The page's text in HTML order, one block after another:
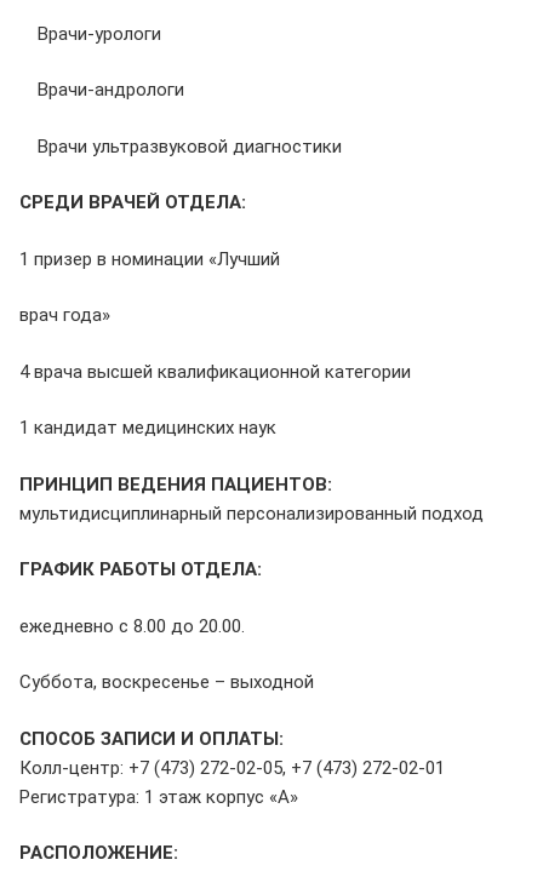
Врачи-урологи
Врачи-андрологи
Врачи ультразвуковой диагностики
СРЕДИ ВРАЧЕЙ ОТДЕЛА:
1 призер в номинации «Лучший
врач года»
4 врача высшей квалификационной категории
1 кандидат медицинских наук
ПРИНЦИП ВЕДЕНИЯ ПАЦИЕНТОВ:
мультидисциплинарный персонализированный подход
ГРАФИК РАБОТЫ ОТДЕЛА:
ежедневно с 8.00 до 20.00.
Суббота, воскресенье – выходной
СПОСОБ ЗАПИСИ И ОПЛАТЫ:
Колл-центр: +7 (473) 272-02-05, +7 (473) 272-02-01
Регистратура: 1 этаж корпус «А»
РАСПОЛОЖЕНИЕ: